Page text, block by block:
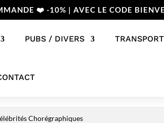
❤️ -10% | AVEC LE CODE
PUBS / DIVERS TRANSPORT
Chorégraphiques